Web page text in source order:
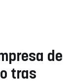
de
tras